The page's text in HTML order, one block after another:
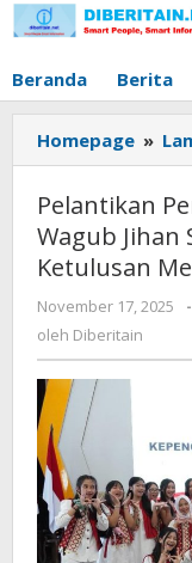
Lewati
ke
Beranda Berita
Homepage »
Pelantikan
Wagub Jihan
Ketulusan
November 17, 2025 -
oleh Diberitain